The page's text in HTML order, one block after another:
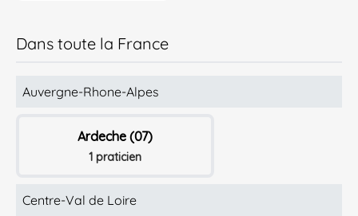
Dans toute la France
Auvergne-Rhone-Alpes
Ardeche (07)
1 praticien
Centre-Val de Loire